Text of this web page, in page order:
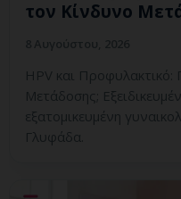
τον Κίνδυνο
HPV και
Μετάδοσης;
εξατομικευμένη
Γλυφάδα.